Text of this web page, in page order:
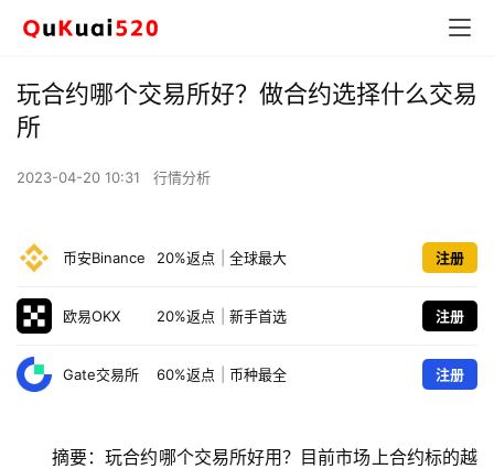
玩合约哪个交易所好？做合约选择什么交易
所
2023-04-20 10:31 行情分析
币安Binance 20%返点 全球最大 注册
欧易OKX 20%返点 新手首选 注册
Gate交易所 60%返点 币种最全 注册
摘要：玩合约哪个交易所好用？目前市场上合约标的越